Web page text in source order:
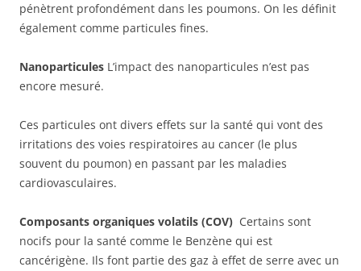
pénètrent profondément dans les poumons. On les définit
également comme particules fines.
Nanoparticules L’impact des nanoparticules n’est pas
encore mesuré.
Ces particules ont divers effets sur la santé qui vont des
irritations des voies respiratoires au cancer (le plus
souvent du poumon) en passant par les maladies
cardiovasculaires.
Composants organiques volatils (COV) Certains sont
nocifs pour la santé comme le Benzène qui est
cancérigène. Ils font partie des gaz à effet de serre avec un